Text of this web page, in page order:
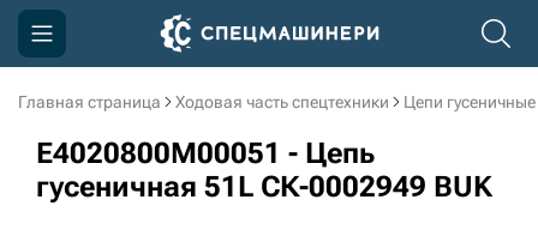
Главная страница Ходовая часть спецтехники Цепи гусеничные
E4020800M00051 - Цепь
гусеничная 51L СК-0002949 BUK
Компания
Акции